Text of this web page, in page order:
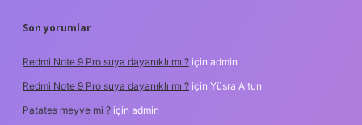
Son yorumlar
Redmi Note 9 Pro suya dayanıklı mı ? için admin
Redmi Note 9 Pro suya dayanıklı mı ? için Yüsra Altun
Patates meyve mi ? için admin